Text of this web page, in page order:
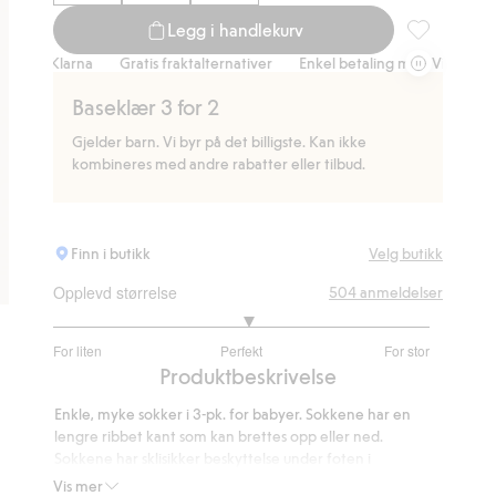
Legg i handlekurv
3-pk.
Gratis fraktalternativer Enkel betaling med Vipps & Klarna
Baseklær 3 for 2
Gjelder barn. Vi byr på det billigste. Kan ikke
kombineres med andre rabatter eller tilbud.
Finn i butikk Velg butikk
Opplevd størrelse
For liten Perfekt For stor
av
361
stemmer
504anmeldelser
Produktbeskrivelse
Vis mer
Enkle, myke sokker i 3-pk. for babyer. Sokkene har en
lengre ribbet kant som kan brettes opp eller ned.
størrelsene 16/18 og 19/22, som hindrer barnet i å skli